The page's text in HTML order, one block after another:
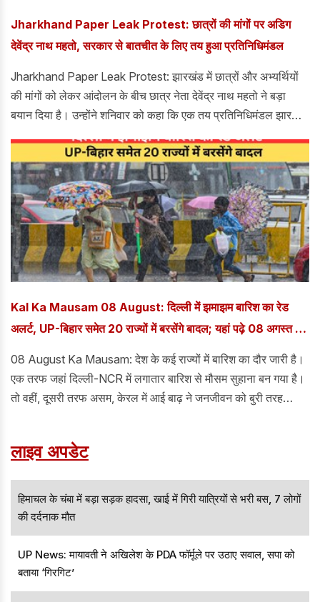
Jharkhand Paper Leak Protest: छात्रों की मांगों पर अडिग
देवेंद्र नाथ महतो, सरकार से बातचीत के लिए तय हुआ प्रतिनिधिमंडल
Jharkhand Paper Leak Protest: झारखंड में छात्रों और अभ्यर्थियों
की मांगों को लेकर आंदोलन के बीच छात्र नेता देवेंद्र नाथ महतो ने बड़ा
बयान दिया है। उन्होंने शनिवार को कहा कि एक तय प्रतिनिधिमंडल झारखंड
नाथ महतो ने साफ कर दिया कि बातचीत की मेज पर सरकार की ओर से चाहे
कोई भी प्रतिनिधि बैठे, लेकिन उम्मीदवारों की मांगों में कोई बदलाव नहीं होगा।
उन्होंने कहा कि प्रतिनिधिमंडल अपनी मांगों को मजबूती से सरकार के सामने
रखेगा और समाधान को लेकर बातचीत की जाएगी।
Kal Ka Mausam 08 August: दिल्ली में झमाझम बारिश का रेड
अलर्ट, UP-बिहार समेत 20 राज्यों में बरसेंगे बादल; यहां पढ़े 08 अगस्त का
08 August Ka Mausam: देश के कई राज्यों में बारिश का दौर जारी है।
एक तरफ जहां दिल्ली-NCR में लगातार बारिश से मौसम सुहाना बन गया है।
तो वहीं, दूसरी तरफ असम, केरल में आई बाढ़ ने जनजीवन को बुरी तरह
लाइव अपडेट
हिमाचल के चंबा में बड़ा सड़क हादसा, खाई में गिरी यात्रियों से भरी बस, 7 लोगों
की दर्दनाक मौत
UP News: मायावती ने अखिलेश के PDA फॉर्मूले पर उठाए सवाल, सपा को
बताया ‘गिरगिट’